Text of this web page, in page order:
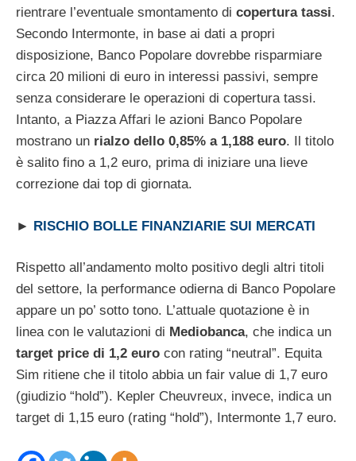
rientrare l’eventuale smontamento di copertura tassi.
Secondo Intermonte, in base ai dati a propri
disposizione, Banco Popolare dovrebbe risparmiare
circa 20 milioni di euro in interessi passivi, sempre
senza considerare le operazioni di copertura tassi.
Intanto, a Piazza Affari le azioni Banco Popolare
mostrano un rialzo dello 0,85% a 1,188 euro. Il titolo
è salito fino a 1,2 euro, prima di iniziare una lieve
correzione dai top di giornata.
► RISCHIO BOLLE FINANZIARIE SUI MERCATI
Rispetto all’andamento molto positivo degli altri titoli
del settore, la performance odierna di Banco Popolare
appare un po’ sotto tono. L’attuale quotazione è in
linea con le valutazioni di Mediobanca, che indica un
target price di 1,2 euro con rating “neutral”. Equita
Sim ritiene che il titolo abbia un fair value di 1,7 euro
(giudizio “hold”). Kepler Cheuvreux, invece, indica un
target di 1,15 euro (rating “hold”), Intermonte 1,7 euro.